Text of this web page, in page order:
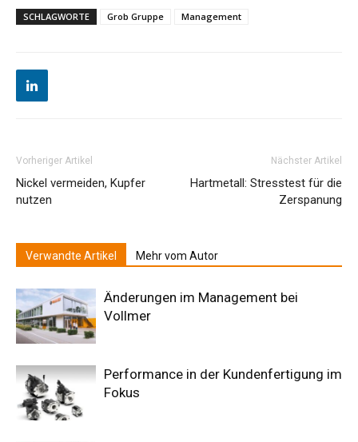
SCHLAGWORTE Grob Gruppe Management
Vorheriger Artikel
Nickel vermeiden, Kupfer
nutzen
Nächster Artikel
Hartmetall: Stresstest für die
Zerspanung
Verwandte Artikel Mehr vom Autor
Änderungen im Management bei
Vollmer
Performance in der Kundenfertigung im
Fokus